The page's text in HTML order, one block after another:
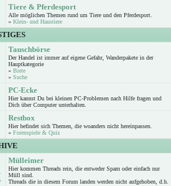
Tiere & Pferdesport
Alle möglichen Themen rund um Tiere und den Pferdesport.
» Klein- und Haustiere
Tauschbörse
Der Handel ist immer auf eigene Gefahr, Wanderpakete in der
Hauptkategorie
» Biete
» Suche
PC-Ecke
Hier kannst Du bei kleinen PC-Problemen nach Hilfe fragen und
Dich über Computer unterhalten.
Restbox
Hier befindet sich Themen, die woanders nicht hereinpassen.
» Forenspiele & Quiz
Mülleimer
Hier kommen Threads rein, die entweder Spam oder einfach nur
Müll sind.
Threads die in diesem Forum landen werden nicht aufgehoben, d.h.